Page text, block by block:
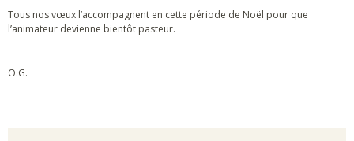
Tous nos vœux l’accompagnent en cette période de Noël pour que
l’animateur devienne bientôt pasteur.
O.G.